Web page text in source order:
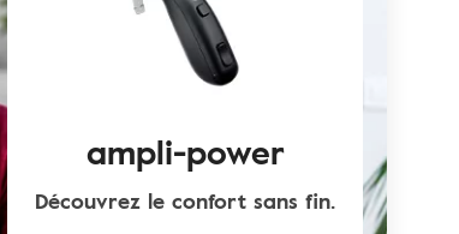
ampli-power
Découvrez le confort sans fin.